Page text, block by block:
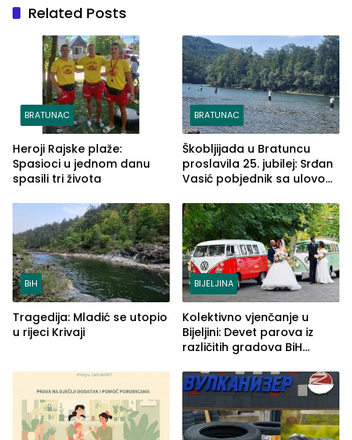
Related Posts
BRATUNAC
Heroji Rajske plaže:
Spasioci u jednom danu
spasili tri života
BRATUNAC
Škobljijada u Bratuncu
proslavila 25. jubilej: Srđan
Vasić pobjednik sa ulovom
BiH
Tragedija: Mladić se utopio
u rijeci Krivaji
BIJELJINA
Kolektivno vjenčanje u
Bijeljini: Devet parova iz
različitih gradova BiH